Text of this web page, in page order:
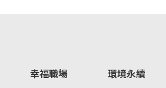
幸福職場 環境永續